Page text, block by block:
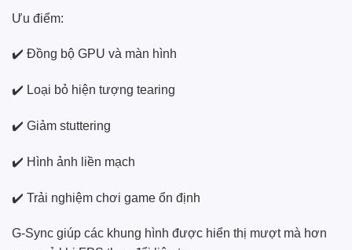
Ưu điểm:
✔️ Đồng bộ GPU và màn hình
✔️ Loại bỏ hiện tượng tearing
✔️ Giảm stuttering
✔️ Hình ảnh liền mạch
✔️ Trải nghiệm chơi game ổn định
G-Sync giúp các khung hình được hiển thị mượt mà hơn